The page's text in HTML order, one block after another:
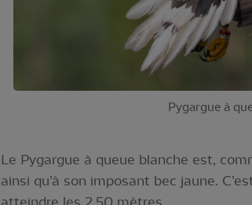
Pygargue à
Le Pygargue à queue blanche est,
ainsi qu’à son imposant bec jaune.
atteindre les 2,50 mètres.